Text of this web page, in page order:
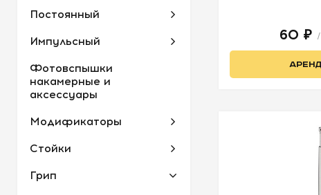
Постоянный
Импульсный
Фотовспышки
накамерные и
аксессуары
Модификаторы
Стойки
Грип
60 ₽